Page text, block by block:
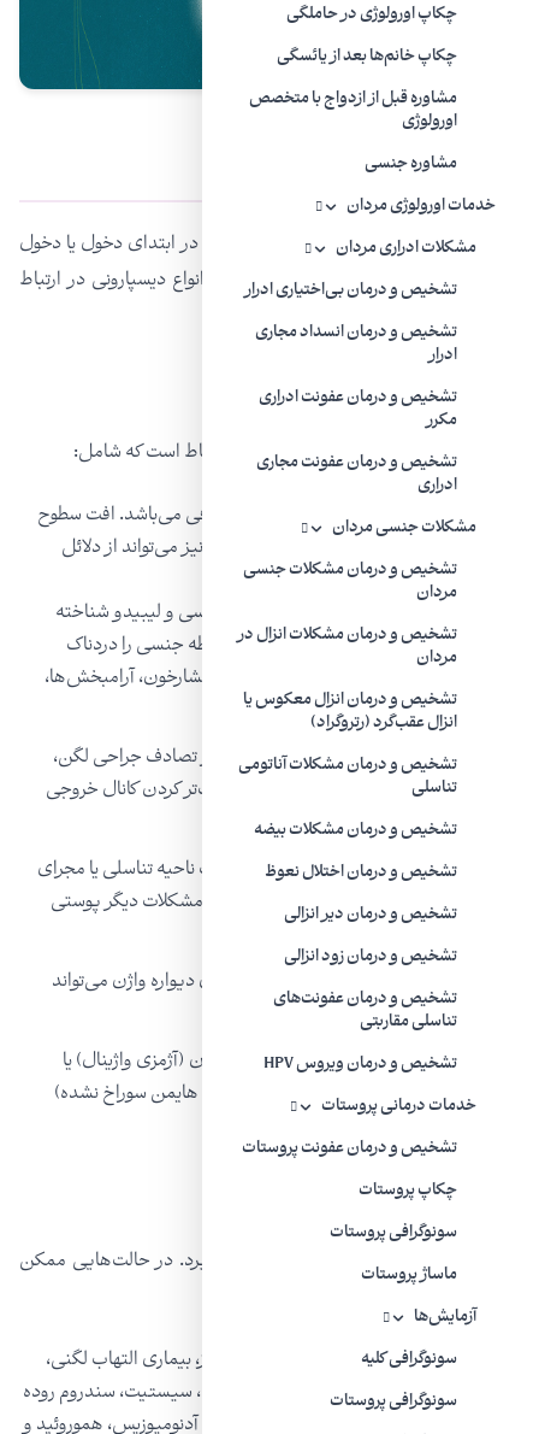
چکاپ اورولوژی در حاملگی
چکاپ خانم‌ها بعد از یائسگی
مشاوره قبل از ازدواج با متخصص
اورولوژی
مشاوره جنسی
خدمات اورولوژی مردان
مشکلات ادراری مردان
تشخیص و درمان بی‌اختیاری ادرار
تشخیص و درمان انسداد مجاری
ادرار
تشخیص و درمان عفونت ادراری
مکرر
تشخیص و درمان عفونت مجاری
ادراری
مشکلات جنسی مردان
تشخیص و درمان مشکلات جنسی
مردان
تشخیص و درمان مشکلات انزال در
مردان
تشخیص و درمان انزال معکوس یا
انزال عقب‌گرد (رتروگراد)
تشخیص و درمان مشکلات آناتومی
تناسلی
تشخیص و درمان مشکلات بیضه
تشخیص و درمان اختلال نعوظ
تشخیص و درمان دیر انزالی
تشخیص و درمان زود انزالی
تشخیص و درمان عفونت‌های
تناسلی مقاربتی
تشخیص و درمان ویروس HPV
خدمات درمانی پروستات
تشخیص و درمان عفونت پروستات
چکاپ پروستات
سونوگرافی پروستات
ماساژ پروستات
آزمایش‌ها
سونوگرافی کلیه
سونوگرافی پروستات
علل دیسپارونی
دلایل فیزیکی دیسپارونی بر اساس وجود درد در ابتدای دخول یا دخول
متناوب متفاوت است. فاکتورهای عاطفی با انواع دیسپارونی در ارتباط
درد دخول در دیسپارونی
درد هنگام دخول با گستره‌ای از عوامل در ارتباط است که شامل:
روان‌کننده ناکافی:
این نتیجه پیشنوازش ناکافی می‌باشد. افت سطوح
استروژن پس ار یائسگی یا زایمان یا شیردهی نیز می‌تواند از دلائل
دیسپارونی باشد.
داروهای مشخصی برای اثرگذاری بر تمایل جنسی و لیبیدو شناخته
شده‌اند که باعث کاهش روان‌سازی شده و رابطه جنسی را دردناک
می‌کنند. شامل داروهای ضد افسردگی، ضد فشارخون، آرامبخش‌ها،
آنتی‌هیستامین‌ها و داروهای ضد بارداری.
آسیب و تروما:شامل آسیب و آزردگی ناشی از تصادف جراحی لگن،
ختنه زنانه و یا یک برش بر اثر زایمان برای بزرگ‌تر کردن کانال خروجی
نوزاد (اپیسیوتومی).
التهاب، عفونت و بیماری‌های پوستی:
عفونت ناحیه تناسلی یا مجرای
ادراری می‌تواند باعث دیسپارونی شود. اگزما یا مشکلات دیگر پوستی
انقباض واژن:
اسپاسم ناخودآگاه ماهیچه‌های دیواره واژن می‌تواند
دخول را درناک کند.
اختلال مادرزادی:وجود اختلال در تکامل واژن (آژمزی واژینال) یا
تکامل غشای مسدودکننده مدخل واژن (پرده هایمن سوراخ نشده)
می‌واند سبب دیسپارونی شود.
درد عمقی در دیسپارونی
درد عمقی هنگام دخول عمیق صورت می‌گیرد. در حالت‌هایی ممکن
است بدتر شود. علل آن شامل:
بیماری و وضعیت مشخص:
شامل اندومتریوز، بیماری التهاب لگنی،
پرولپس رحم، رحم بازگشت‌یافته، فیبروم رحمی، سیستیت، سندروم روده
تحریک‌پذیر، اختلال عملکرد عضلات کف لگنی، آدنومیوزیس، هموروئید و